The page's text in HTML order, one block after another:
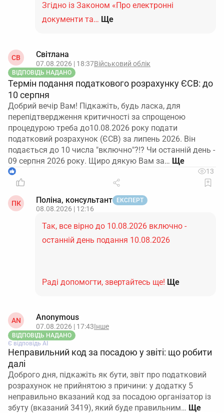
Згідно із Законом «Про електронні
документи та… Ще
СВ Світлана
07.08.2026 | 18:37Військовий облік
ВІДПОВІДЬ НАДАНО
Термін подання податкового розрахунку ЄСВ: до
10 серпня
Добрий вечір Вам! Підкажіть, будь ласка, для
перепідтвердження критичності за спрощеною
процедурою треба до10.08.2026 року подати
податковий розрахунок (ЄСВ) за липень 2026. Він
подається до 10 числа "включно"?!? Чи останній день -
09 серпня 2026 року. Щиро дякую Вам за…
1 13
ПК Поліна, консультант ЕКСПЕРТ
08.08.2026 | 12:16
Так, все вірно до 10.08.2026 включно -
останній день подання 10.08.2026
Раді допомогти, звертайтесь ще! Ще
AN Anonymous
07.08.2026 | 17:43Інше
ВІДПОВІДЬ НАДАНО
Є відповідь АІ
Неправильний код за посадою у звіті: що робити
далі
Доброго дня, підкажіть як бути, звіт про податковий
розрахунок не прийнятою з причини: у додатку 5
неправильно вказаний код за посадою організатор із
збуту (вказаний 3419), який буде правильним…